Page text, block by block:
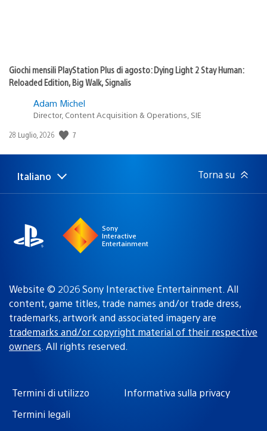
Giochi mensili PlayStation Plus di agosto: Dying Light 2 Stay Human:
Reloaded Edition, Big Walk, Signalis
Adam Michel
Director, Content Acquisition & Operations, SIE
Data
pubblicazione:
28 Luglio, 2026 7
Seleziona
una
Regione
attuale:
Italiano Torna su
Sony
Interactive
Entertainment
Website © 2026 Sony Interactive Entertainment. All
content, game titles, trade names and/or trade dress,
trademarks, artwork and associated imagery are
trademarks and/or copyright material of their respective
owners. All rights reserved.
Termini di utilizzo
Informativa sulla privacy
Termini legali